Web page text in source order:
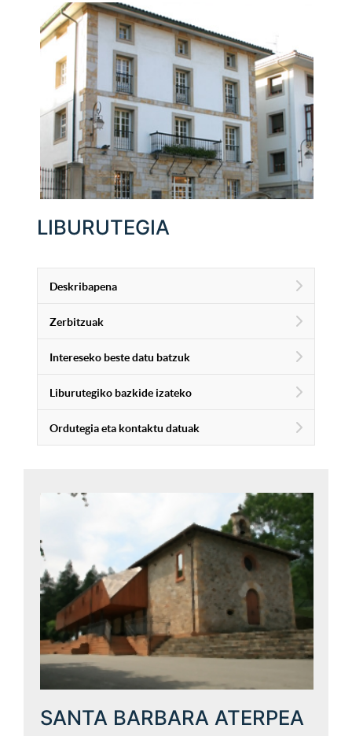
LIBURUTEGIA
Deskribapena
Zerbitzuak
Intereseko beste datu batzuk
Liburutegiko bazkide izateko
Ordutegia eta kontaktu datuak
SANTA BARBARA ATERPEA